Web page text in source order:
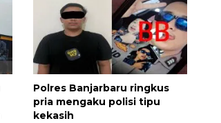
Polres Banjarbaru ringkus
pria mengaku polisi tipu
kekasih